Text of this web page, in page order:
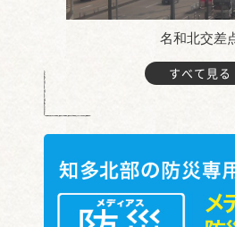
名和北交差
すべて見る